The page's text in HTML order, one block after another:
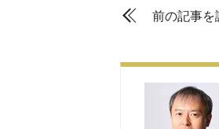
前の記事を